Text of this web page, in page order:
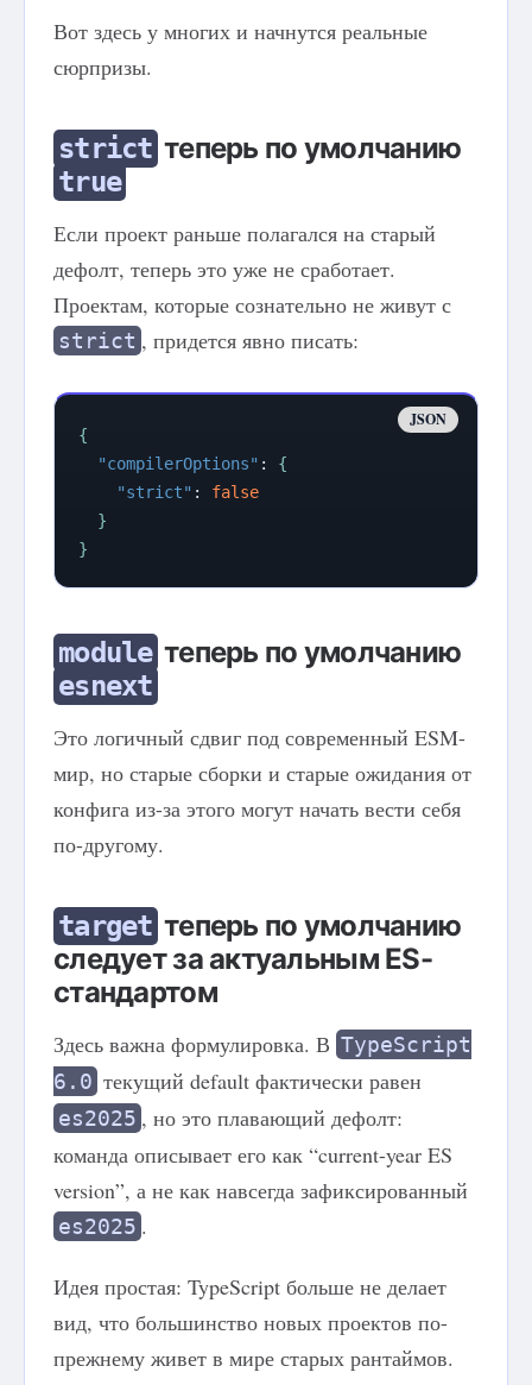
Вот здесь у многих и начнутся реальные
сюрпризы.
strict теперь по умолчанию
true
Если проект раньше полагался на старый
дефолт, теперь это уже не сработает.
Проектам, которые сознательно не живут с
strict , придется явно писать:
{
"compilerOptions" :
{
"strict" :
false
}
}
module теперь по умолчанию
esnext
Это логичный сдвиг под современный ESM-
мир, но старые сборки и старые ожидания от
конфига из-за этого могут начать вести себя
по-другому.
target теперь по умолчанию
следует за актуальным ES-
стандартом
Здесь важна формулировка. В TypeScript
6.0 текущий default фактически равен
es2025 , но это плавающий дефолт:
команда описывает его как “current-year ES
version”, а не как навсегда зафиксированный
es2025 .
Идея простая: TypeScript больше не делает
вид, что большинство новых проектов по-
прежнему живет в мире старых рантаймов.